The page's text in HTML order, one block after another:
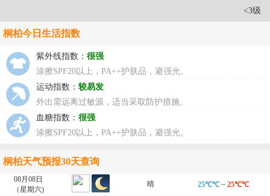
<3级
桐柏今日生活指数
紫外线指数： 很强
涂擦SPF20以上，PA++护肤品，避强光。
运动指数： 较易发
外出需远离过敏源，适当采取防护措施。
血糖指数： 很强
涂擦SPF20以上，PA++护肤品，避强光。
桐柏天气预报30天查询
08月08日
（星期六)
晴 25℃℃ ~ 25℃℃